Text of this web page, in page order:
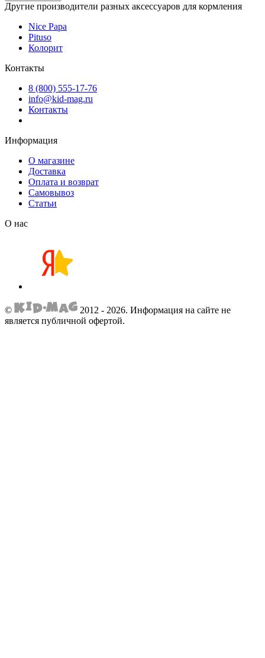
Другие производители разных аксессуаров для кормления
Nice Papa
Pituso
Колорит
Контакты
8 (800) 555-17-76
info@kid-mag.ru
Контакты
Информация
О магазине
Доставка
Оплата и возврат
Самовывоз
Статьи
О нас
© 2012 - 2026. Информация на сайте не
является публичной офертой.